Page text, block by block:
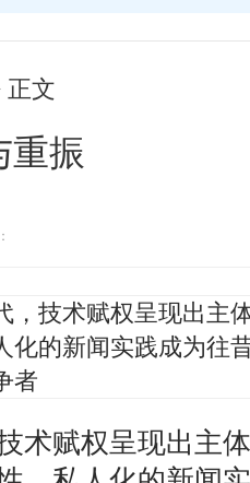
正文
重振
术赋权呈现出主体
化的新闻实践成为往
者
赋权呈现出主体